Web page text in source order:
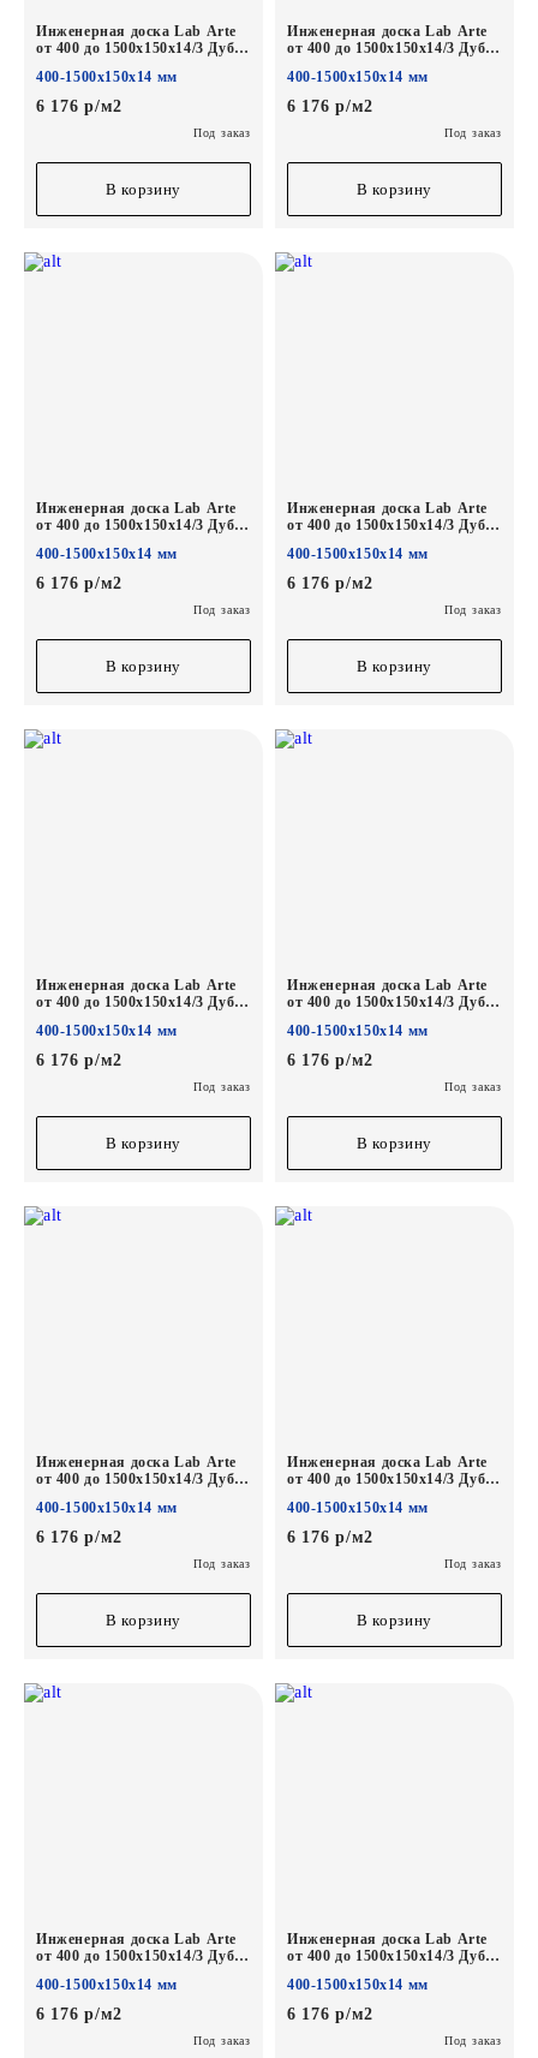
Инженерная доска Lab Arte
от 400 до 1500х150х14/3 Дуб
400-1500х150х14 мм
6 176 р/м2
Под заказ
В корзину
Инженерная доска Lab Arte
от 400 до 1500х150х14/3 Дуб
400-1500х150х14 мм
6 176 р/м2
Под заказ
В корзину
Инженерная доска Lab Arte
от 400 до 1500х150х14/3 Дуб
400-1500х150х14 мм
6 176 р/м2
Под заказ
В корзину
Инженерная доска Lab Arte
от 400 до 1500х150х14/3 Дуб
400-1500х150х14 мм
6 176 р/м2
Под заказ
В корзину
Инженерная доска Lab Arte
от 400 до 1500х150х14/3 Дуб
400-1500х150х14 мм
6 176 р/м2
Под заказ
В корзину
Инженерная доска Lab Arte
от 400 до 1500х150х14/3 Дуб
400-1500х150х14 мм
6 176 р/м2
Под заказ
В корзину
Инженерная доска Lab Arte
от 400 до 1500х150х14/3 Дуб
400-1500х150х14 мм
6 176 р/м2
Под заказ
В корзину
Инженерная доска Lab Arte
от 400 до 1500х150х14/3 Дуб
400-1500х150х14 мм
6 176 р/м2
Под заказ
В корзину
Инженерная доска Lab Arte
от 400 до 1500х150х14/3 Дуб
400-1500х150х14 мм
6 176 р/м2
Под заказ
Инженерная доска Lab Arte
от 400 до 1500х150х14/3 Дуб
400-1500х150х14 мм
6 176 р/м2
Под заказ